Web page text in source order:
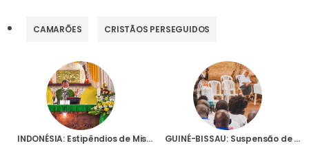
CAMARÕES CRISTÃOS PERSEGUIDOS
INDONÉSIA: Estipêndios de Missa para sacerdotes carmelitas no país GUINÉ-BISSAU: Suspensão de isenções fiscais é “perseguição à Igreja”, diz responsável da rádio diocesana